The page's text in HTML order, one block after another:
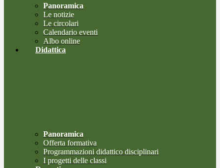
Panoramica
Le notizie
Le circolari
Calendario eventi
Albo online
Didattica
Panoramica
Offerta formativa
Programmazioni didattico disciplinari
I progetti delle classi